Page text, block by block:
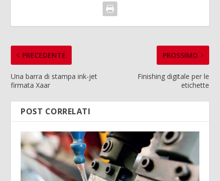
PRECEDENTE
Una barra di stampa ink-jet
firmata Xaar
PROSSIMO
Finishing digitale per le
etichette
POST CORRELATI